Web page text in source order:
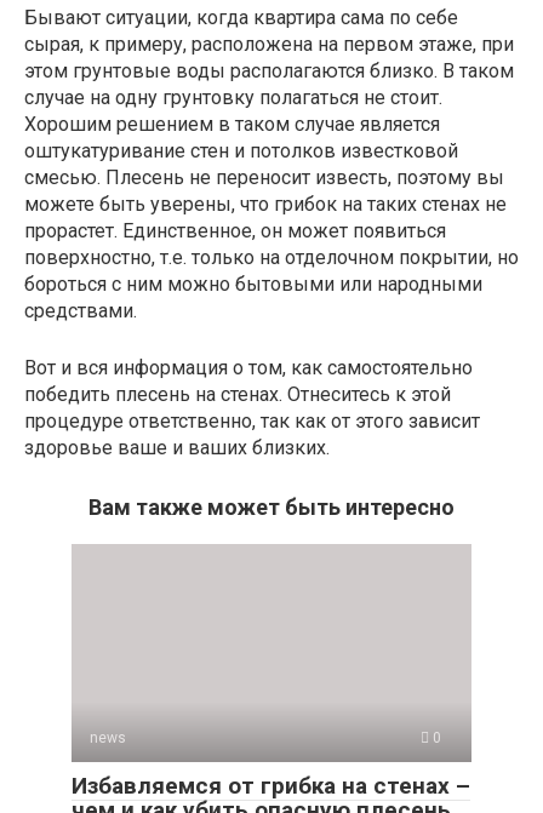
Бывают ситуации, когда квартира сама по себе
сырая, к примеру, расположена на первом этаже, при
этом грунтовые воды располагаются близко. В таком
случае на одну грунтовку полагаться не стоит.
Хорошим решением в таком случае является
оштукатуривание стен и потолков известковой
смесью. Плесень не переносит известь, поэтому вы
можете быть уверены, что грибок на таких стенах не
прорастет. Единственное, он может появиться
поверхностно, т.е. только на отделочном покрытии, но
бороться с ним можно бытовыми или народными
средствами.
Вот и вся информация о том, как самостоятельно
победить плесень на стенах. Отнеситесь к этой
процедуре ответственно, так как от этого зависит
здоровье ваше и ваших близких.
Вам также может быть интересно
news 0
Избавляемся от грибка на стенах –